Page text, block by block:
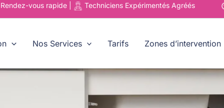
Rendez-vous rapide | Techniciens Expérimentés Agréés
Nos Services Tarifs Zones d’intervention